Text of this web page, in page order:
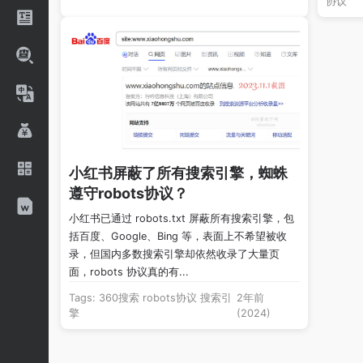
小红书屏蔽了所有搜索引擎，蜘蛛
遵守robots协议？
小红书已通过 robots.txt 屏蔽所有搜索引擎，包
括百度、Google、Bing 等，表面上不希望被收
录，但国内多数搜索引擎却依然收录了大量页
面，robots 协议真的有...
Tags: 360搜索 robots协议 搜索引
擎
2年前
(2024)